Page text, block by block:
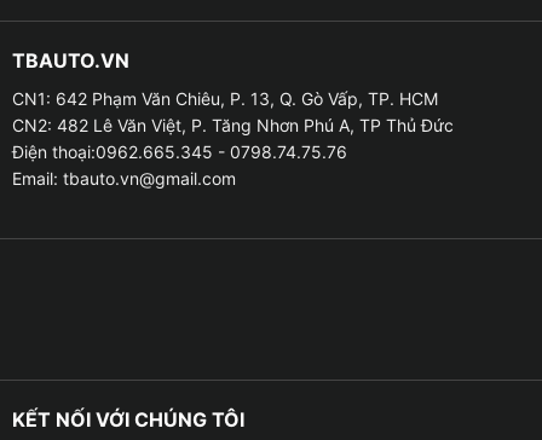
đến các vị trí đã lắp đặt. Sau đó sử dụng modum để
người dùng có thể lựa chọn các hiệu ứng ánh sáng yêu
thích, rồi thiết bị này có thể tự điều chỉnh thông qua
kết nối với Bluetooth hoặc điều khiển qua điện thoại
thông minh. Tùy vào dòng xe và mật độ sao đã gắn
TBAUTO.VN
CN1: 642 Phạm Văn Chiêu, P. 13, Q. Gò Vấp, TP. HCM
CN2: 482 Lê Văn Việt, P. Tăng Nhơn Phú A, TP Thủ Đức
Điện thoại:0962.665.345 - 0798.74.75.76
Email: tbauto.vn@gmail.com
KẾT NỐI VỚI CHÚNG TÔI